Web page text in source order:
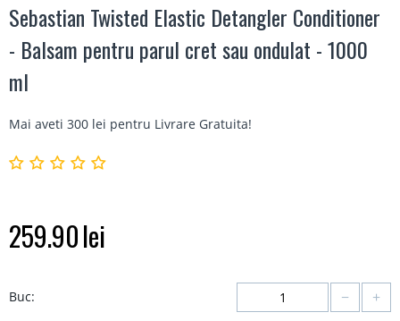
Sebastian Twisted Elastic Detangler Conditioner
- Balsam pentru parul cret sau ondulat - 1000
ml
Mai aveti 300 lei pentru Livrare Gratuita!
259.90lei
Buc: +
−